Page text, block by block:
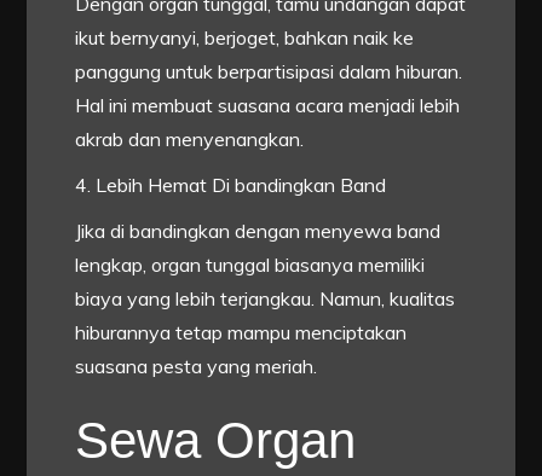
ikut bernyanyi, berjoget, bahkan naik ke
panggung untuk berpartisipasi dalam hiburan.
Hal ini membuat suasana acara menjadi lebih
akrab dan menyenangkan.
4. Lebih Hemat Di bandingkan Band
Jika di bandingkan dengan menyewa band
lengkap, organ tunggal biasanya memiliki
biaya yang lebih terjangkau. Namun, kualitas
hiburannya tetap mampu menciptakan
suasana pesta yang meriah.
Sewa Organ